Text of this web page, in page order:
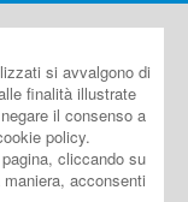
si avvalgono di
finalità illustrate
il consenso a
policy.
cliccando su
acconsenti